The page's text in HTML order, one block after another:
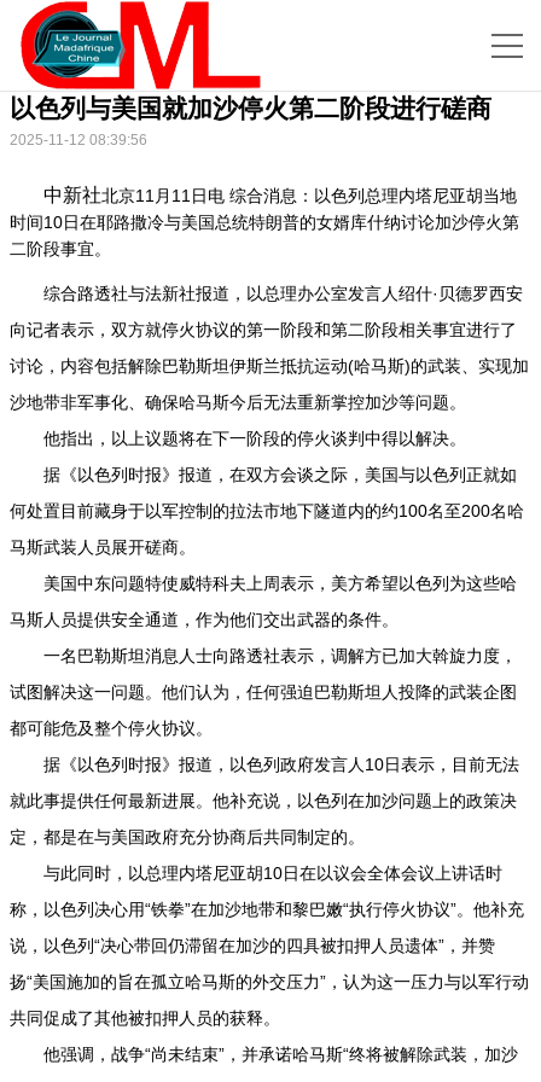
以色列与美国就加沙停火第二阶段进行磋商
2025-11-12 08:39:56
中新社北京11月11日电 综合消息：以色列总理内塔尼亚胡当地
时间10日在耶路撒冷与美国总统特朗普的女婿库什纳讨论加沙停火第
二阶段事宜。
综合路透社与法新社报道，以总理办公室发言人绍什·贝德罗西安
向记者表示，双方就停火协议的第一阶段和第二阶段相关事宜进行了
讨论，内容包括解除巴勒斯坦伊斯兰抵抗运动(哈马斯)的武装、实现加
沙地带非军事化、确保哈马斯今后无法重新掌控加沙等问题。
他指出，以上议题将在下一阶段的停火谈判中得以解决。
据《以色列时报》报道，在双方会谈之际，美国与以色列正就如
何处置目前藏身于以军控制的拉法市地下隧道内的约100名至200名哈
马斯武装人员展开磋商。
美国中东问题特使威特科夫上周表示，美方希望以色列为这些哈
马斯人员提供安全通道，作为他们交出武器的条件。
一名巴勒斯坦消息人士向路透社表示，调解方已加大斡旋力度，
试图解决这一问题。他们认为，任何强迫巴勒斯坦人投降的武装企图
都可能危及整个停火协议。
据《以色列时报》报道，以色列政府发言人10日表示，目前无法
就此事提供任何最新进展。他补充说，以色列在加沙问题上的政策决
定，都是在与美国政府充分协商后共同制定的。
与此同时，以总理内塔尼亚胡10日在以议会全体会议上讲话时
称，以色列决心用“铁拳”在加沙地带和黎巴嫩“执行停火协议”。他补充
说，以色列“决心带回仍滞留在加沙的四具被扣押人员遗体”，并赞
扬“美国施加的旨在孤立哈马斯的外交压力”，认为这一压力与以军行动
共同促成了其他被扣押人员的获释。
他强调，战争“尚未结束”，并承诺哈马斯“终将被解除武装，加沙